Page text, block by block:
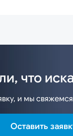
что
и мы
Оставить